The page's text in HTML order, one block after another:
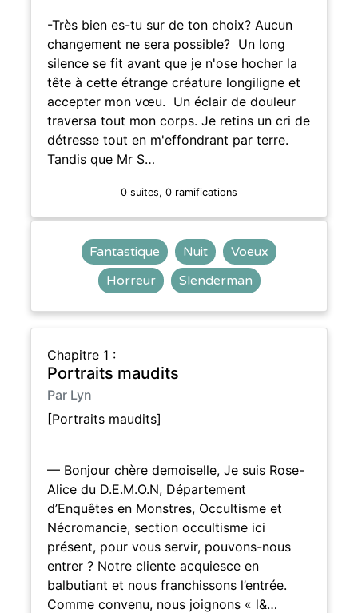
-Très bien es-tu sur de ton choix? Aucun
changement ne sera possible? Un long
silence se fit avant que je n'ose hocher la
tête à cette étrange créature longiligne et
accepter mon vœu. Un éclair de douleur
traversa tout mon corps. Je retins un cri de
détresse tout en m'effondrant par terre.
Tandis que Mr S…
0 suites, 0 ramifications
Fantastique Nuit
Voeux
Horreur
Slenderman
Chapitre 1 :
Portraits maudits
Par Lyn
[Portraits maudits]
— Bonjour chère demoiselle, Je suis Rose-
Alice du D.E.M.O.N, Département
d’Enquêtes en Monstres, Occultisme et
Nécromancie, section occultisme ici
présent, pour vous servir, pouvons-nous
entrer ? Notre cliente acquiesce en
balbutiant et nous franchissons l’entrée.
Comme convenu, nous joignons « l&…